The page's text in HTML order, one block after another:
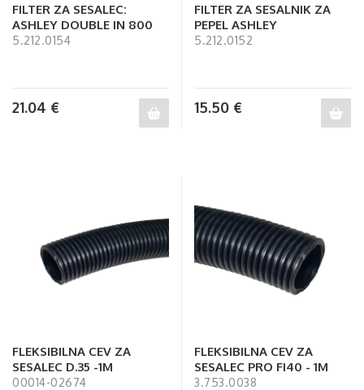
FILTER ZA SESALEC:
ASHLEY DOUBLE IN 800
5.212.0154
21.04 €
FILTER ZA SESALNIK ZA
PEPEL ASHLEY
5.212.0152
15.50 €
FLEKSIBILNA CEV ZA
SESALEC D.35 -1M
00014-02674
FLEKSIBILNA CEV ZA
SESALEC PRO FI40 - 1M
3.753.0038